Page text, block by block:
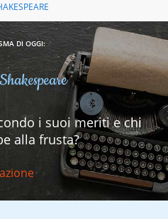
DI OGGI:
i suoi meriti e chi
alla frusta?